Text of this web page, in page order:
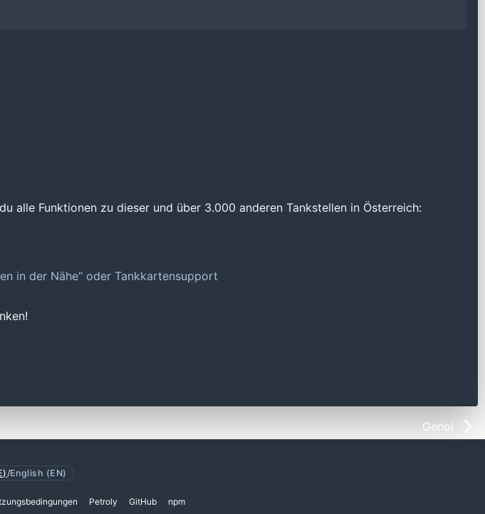
alle Funktionen zu dieser und über 3.000 anderen Tankstellen in Österreich:
in der Nähe“ oder Tankkartensupport
Genol
/English (EN)
Petroly GitHub npm